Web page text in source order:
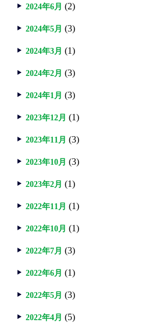
2024年6月 (2)
2024年5月 (3)
2024年3月 (1)
2024年2月 (3)
2024年1月 (3)
2023年12月 (1)
2023年11月 (3)
2023年10月 (3)
2023年2月 (1)
2022年11月 (1)
2022年10月 (1)
2022年7月 (3)
2022年6月 (1)
2022年5月 (3)
2022年4月 (5)